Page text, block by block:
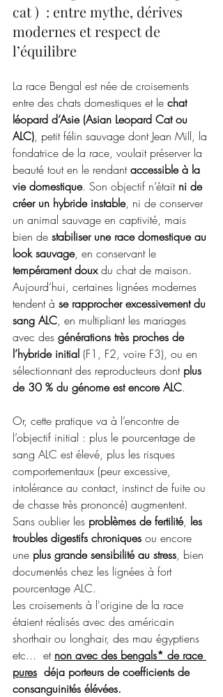
cat )  : entre mythe, dérives
modernes et respect de
l’équilibre
La race Bengal est née de croisements
entre des chats domestiques et le chat
léopard d’Asie (Asian Leopard Cat ou
ALC), petit félin sauvage dont Jean Mill, la
fondatrice de la race, voulait préserver la
beauté tout en le rendant accessible à la
vie domestique. Son objectif n’était ni de
créer un hybride instable, ni de conserver
un animal sauvage en captivité, mais
bien de stabiliser une race domestique au
look sauvage, en conservant le
tempérament doux du chat de maison.
Aujourd’hui, certaines lignées modernes
tendent à se rapprocher excessivement du
sang ALC, en multipliant les mariages
avec des générations très proches de
l’hybride initial (F1, F2, voire F3), ou en
sélectionnant des reproducteurs dont plus
de 30 % du génome est encore ALC.
Or, cette pratique va à l’encontre de
l’objectif initial : plus le pourcentage de
sang ALC est élevé, plus les risques
comportementaux (peur excessive,
intolérance au contact, instinct de fuite ou
de chasse très prononcé) augmentent.
Sans oublier les problèmes de fertilité, les
troubles digestifs chroniques ou encore
une plus grande sensibilité au stress, bien
documentés chez les lignées à fort
pourcentage ALC.
Les croisements à l'origine de la race
étaient réalisés avec des américain
shorthair ou longhair, des mau égyptiens
etc...  et non avec des bengals* de race
pures
  déja porteurs de coefficients de
consanguinités élévées.